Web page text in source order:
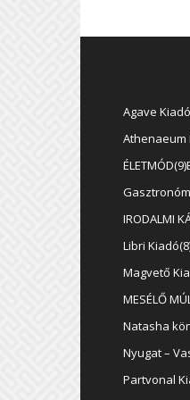
Agave Kiadó
Athenaeum
ÉLETMÓD 9
IRODALMI
Libri Kiadó 8
Magvető
MESÉLŐ
Natasha
Nyugat –
Partvonal